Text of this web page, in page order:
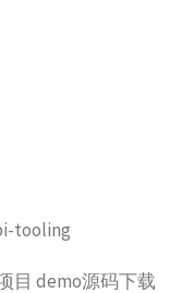
tooling
目 demo源码下载